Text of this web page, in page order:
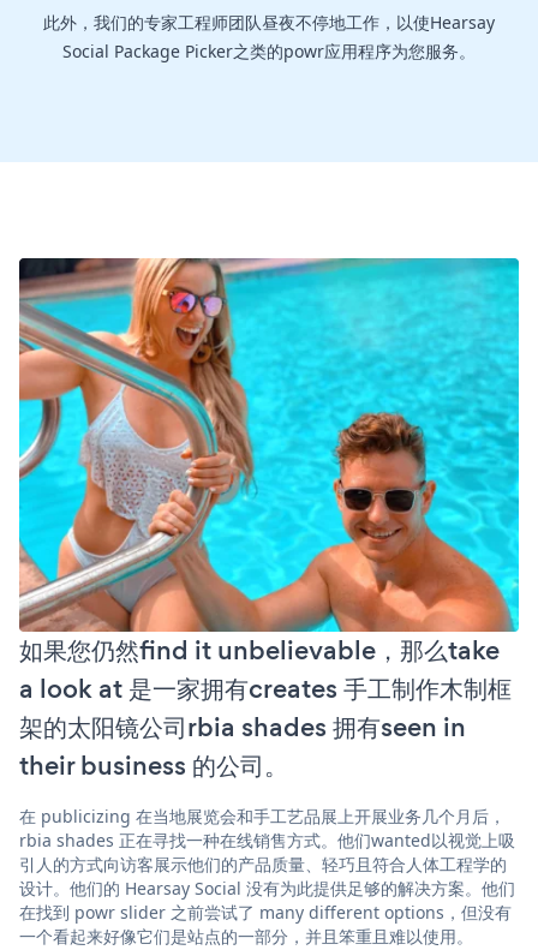
此外，我们的专家工程师团队昼夜不停地工作，以使Hearsay
Social Package Picker之类的powr应用程序为您服务。
如果您仍然find it unbelievable，那么take
a look at 是一家拥有creates 手工制作木制框
架的太阳镜公司rbia shades 拥有seen in
their business 的公司。
在 publicizing 在当地展览会和手工艺品展上开展业务几个月后，
rbia shades 正在寻找一种在线销售方式。他们wanted以视觉上吸
引人的方式向访客展示他们的产品质量、轻巧且符合人体工程学的
设计。他们的 Hearsay Social 没有为此提供足够的解决方案。他们
在找到 powr slider 之前尝试了 many different options，但没有
一个看起来好像它们是站点的一部分，并且笨重且难以使用。